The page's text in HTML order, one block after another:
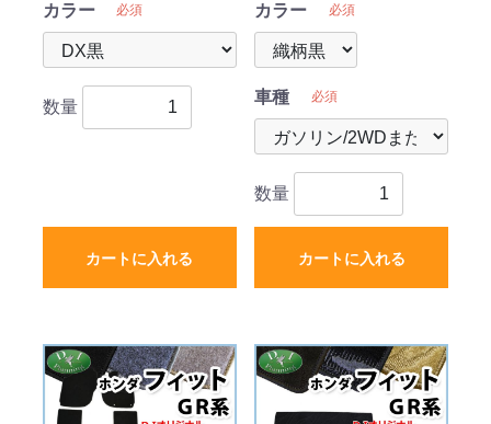
カラー 必須
数量
カートに入れる
カラー 必須
車種 必須
数量
カートに入れる